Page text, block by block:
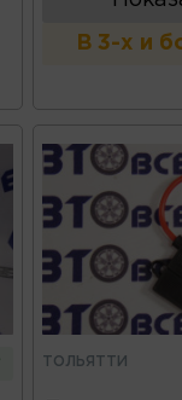
В 3-х и
ТОЛЬЯТТИ